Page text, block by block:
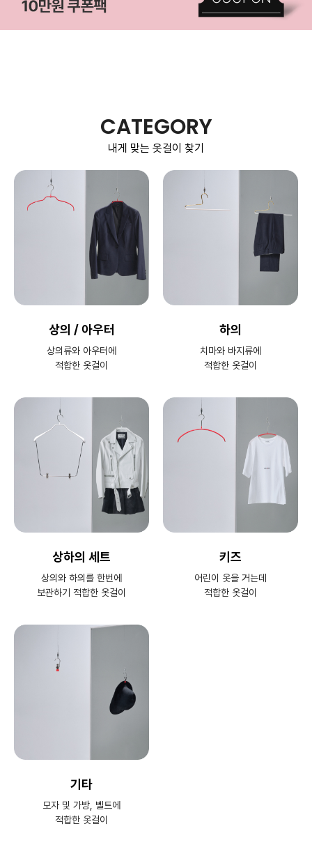
CATEGORY
내게 맞는 옷걸이 찾기
상의 / 아우터
상의류와 아우터에
적합한 옷걸이
하의
치마와 바지류에
적합한 옷걸이
상하의 세트
상의와 하의를 한번에
보관하기 적합한 옷걸이
키즈
어린이 옷을 거는데
적합한 옷걸이
기타
모자 및 가방, 벨트에
적합한 옷걸이